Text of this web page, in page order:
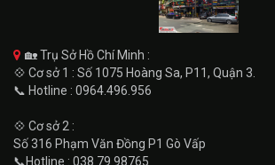
🏡 Trụ Sở Hồ Chí Minh :
💠 Cơ sở 1 : Số 1075 Hoàng Sa, P11, Quận 3.
📞 Hotline : 0964.496.956
💠 Cơ sở 2 :
Số 316 Phạm Văn Đồng P1 Gò Vấp
📞Hotline : 038 79 98765